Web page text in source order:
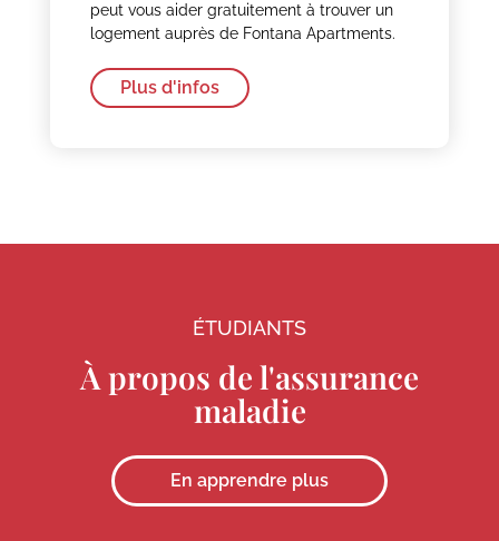
peut vous aider gratuitement à trouver un
logement auprès de Fontana Apartments.
Plus d'infos
ÉTUDIANTS
À propos de l'assurance
maladie
En apprendre plus